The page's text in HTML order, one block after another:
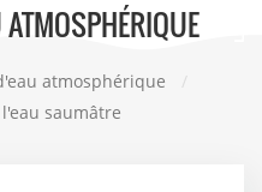
atmosphérique
/
saumâtre